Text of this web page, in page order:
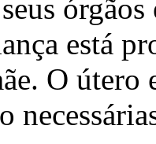
está
O útero